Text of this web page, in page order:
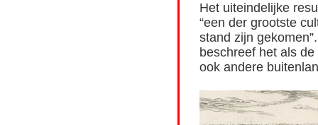
Het uiteindelijke
“een der grootste
stand zijn
beschreef het als
ook andere